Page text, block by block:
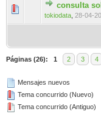
consulta
tokiodata 28-04-
0
Páginas (26): 1 2 3 4
Mensajes nuevos
Tema concurrido (Nuevo)
Tema concurrido (Antiguo)